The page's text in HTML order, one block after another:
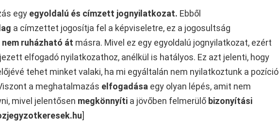
egy egyoldalú és címzett jognyilatkozat. Ebből
a címzettet jogosítja fel a képviseletre, ez a jogosultság
nem ruházható át másra. Mivel ez egy egyoldalú jognyilatkozat, ezért
elfogadó nyilatkozathoz, anélkül is hatályos. Ez azt jelenti, hogy
tehet minket valaki, ha mi egyáltalán nem nyilatkoztunk a pozíció
a meghatalmazás elfogadása egy olyan lépés, amit nem
mivel jelentősen megkönnyíti a jövőben felmerülő bizonyítási
]